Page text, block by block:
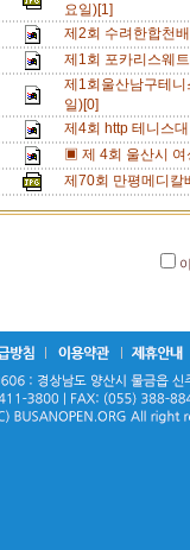
요일)[1]
제2회 수려한합천
제1회 포카리스웨
제1회울산남구테
일)[0]
제4회 http 테니스
▣ 제 4회 울산시
제70회 만평메디